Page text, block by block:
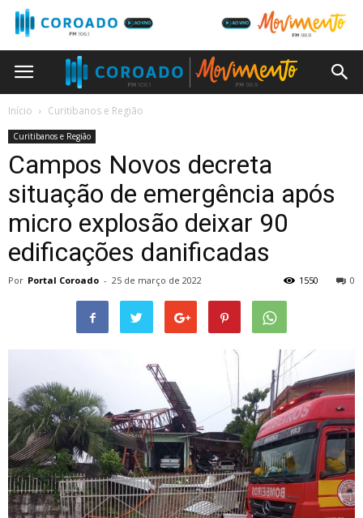
Início Curitibanos e Região
Curitibanos e Região
Campos Novos decreta
situação de emergência após
micro explosão deixar 90
edificações danificadas
Por Portal Coroado - 25 de março de 2022 0
1550